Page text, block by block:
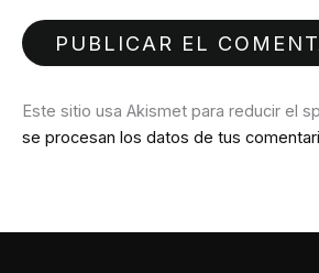
Este sitio usa Akismet para reducir el
se procesan los datos de tus